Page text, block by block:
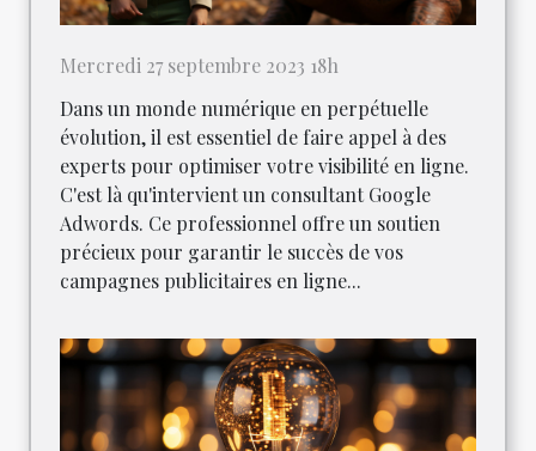
Mercredi 27 septembre 2023 18h
Dans un monde numérique en perpétuelle
évolution, il est essentiel de faire appel à des
experts pour optimiser votre visibilité en ligne.
C'est là qu'intervient un consultant Google
Adwords. Ce professionnel offre un soutien
précieux pour garantir le succès de vos
campagnes publicitaires en ligne...